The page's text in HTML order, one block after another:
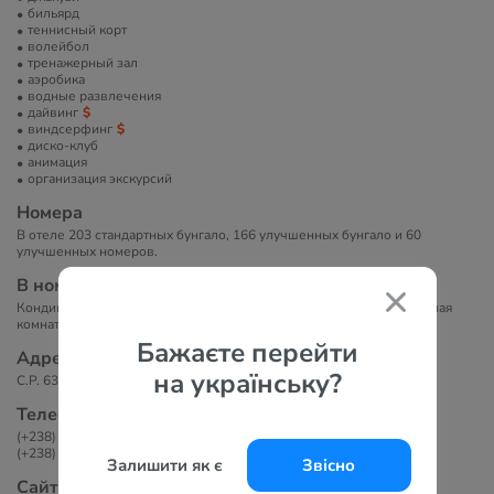
Бажаєте перейти
на українську?
Залишити як є Звісно
бильярд
теннисный корт
волейбол
тренажерный зал
аэробика
водные развлечения
дайвинг
виндсерфинг
диско-клуб
анимация
организация экскурсий
Номера
В отеле 203 стандартных бунгало, 166 улучшенных бунгало и 60
улучшенных номеров.
В номерах
Кондиционер, спутниковое телевидение, телефон, мини-бар, ванная
комната с ванной и феном, сейф (платно).
Адрес
C.P. 63 Santa Maria, Santa Maria, Sal, Cape Verde
Телефоны
(+238) 242 1045 / 242 1080
(+238) 242 1210
Сайт